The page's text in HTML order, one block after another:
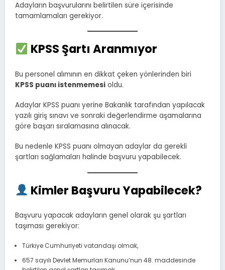
Adayların başvurularını belirtilen süre içerisinde
tamamlamaları gerekiyor.
KPSS Şartı Aranmıyor
Bu personel alımının en dikkat çeken yönlerinden biri
KPSS puanı istenmemesi oldu.
Adaylar KPSS puanı yerine Bakanlık tarafından yapılacak
yazılı giriş sınavı ve sonraki değerlendirme aşamalarına
göre başarı sıralamasına alınacak.
Bu nedenle KPSS puanı olmayan adaylar da gerekli
şartları sağlamaları halinde başvuru yapabilecek.
Kimler Başvuru Yapabilecek?
Başvuru yapacak adayların genel olarak şu şartları
taşıması gerekiyor:
Türkiye Cumhuriyeti vatandaşı olmak,
657 sayılı Devlet Memurları Kanunu’nun 48. maddesinde